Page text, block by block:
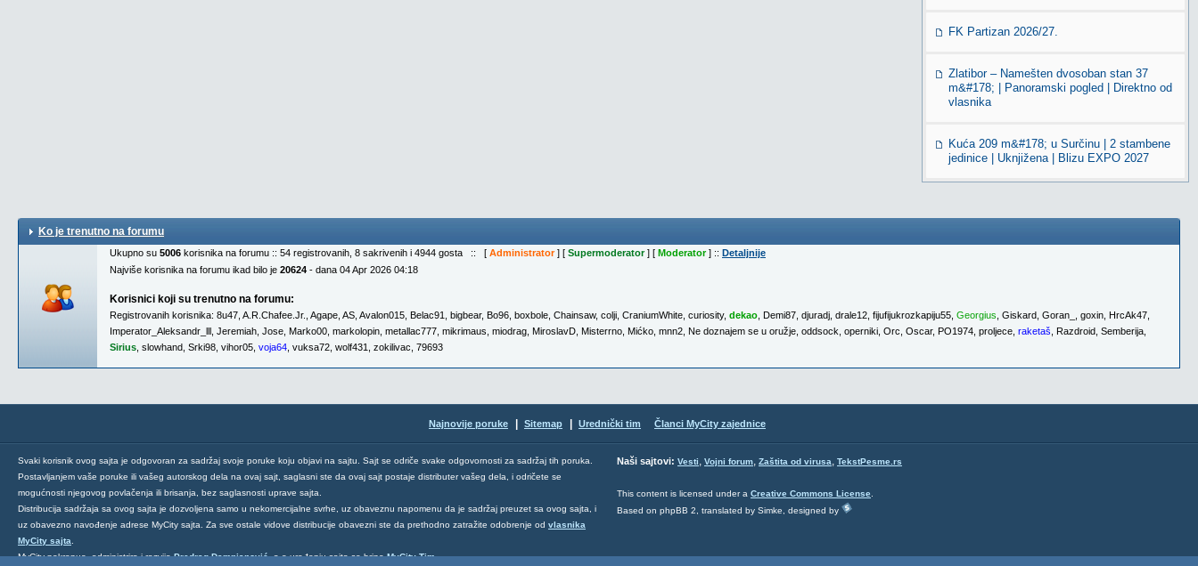
FK Partizan 2026/27.
Zlatibor – Namešten dvosoban stan 37
m&#178; | Panoramski pogled | Direktno od
vlasnika
Kuća 209 m&#178; u Surčinu | 2 stambene
jedinice | Uknjižena | Blizu EXPO 2027
Ko je trenutno na forumu
Ukupno su 5006 korisnika na forumu :: 54 registrovanih, 8 sakrivenih i 4944 gosta :: [ Administrator] [ Supermoderator] [ Moderator] :: Detaljnije
Najviše korisnika na forumu ikad bilo je 20624 - dana 04 Apr 2026 04:18
Korisnici koji su trenutno na forumu:
Registrovanih korisnika: 8u47 A.R.Chafee.Jr. Agape AS Avalon015 Belac91 bigbear, Bo96 boxbole Chainsaw, colji CraniumWhite curiosity, dekao Demi87 djuradj drale12 fijufijukrozkapiju55 Georgius Giskard Goran_ goxin HrcAk47
Imperator_Aleksandr_lll Jeremiah Jose Marko00 markolopin metallac777 mikrimaus miodrag MiroslavD Misterrno Mićko mnn2 Ne doznajem se u oružje oddsock operniki Orc Oscar, PO1974 proljece raketaš Razdroid Semberija
Sirius slowhand Srki98 vihor05 voja64 vuksa72 wolf431 zokilivac 79693
Najnovije poruke Sitemap Urednički tim Članci MyCity zajednice
Svaki korisnik ovog sajta je odgovoran za sadržaj svoje poruke koju objavi na sajtu. Sajt se odriče svake odgovornosti za sadržaj tih poruka.
Postavljanjem vaše poruke ili vašeg autorskog dela na ovaj sajt, saglasni ste da ovaj sajt postaje distributer vašeg dela, i odričete se
mogućnosti njegovog povlačenja ili brisanja, bez saglasnosti uprave sajta.
Distribucija sadržaja sa ovog sajta je dozvoljena samo u nekomercijalne svrhe, uz obaveznu napomenu da je sadržaj preuzet sa ovog sajta, i
uz obavezno navođenje adrese MyCity sajta. Za sve ostale vidove distribucije obavezni ste da prethodno zatražite odobrenje od vlasnika
MyCity sajta
MyCity pokrenuo, administrira i razvijaPredrag Damnjanović, a o uređenju sajta se brineMyCity Tim.
Naši sajtovi: Vesti, Vojni forum, Zaštita od virusa, TekstPesme.rs
This content is licensed under a Creative Commons License
Based on phpBB 2, translated by Simke, designed by